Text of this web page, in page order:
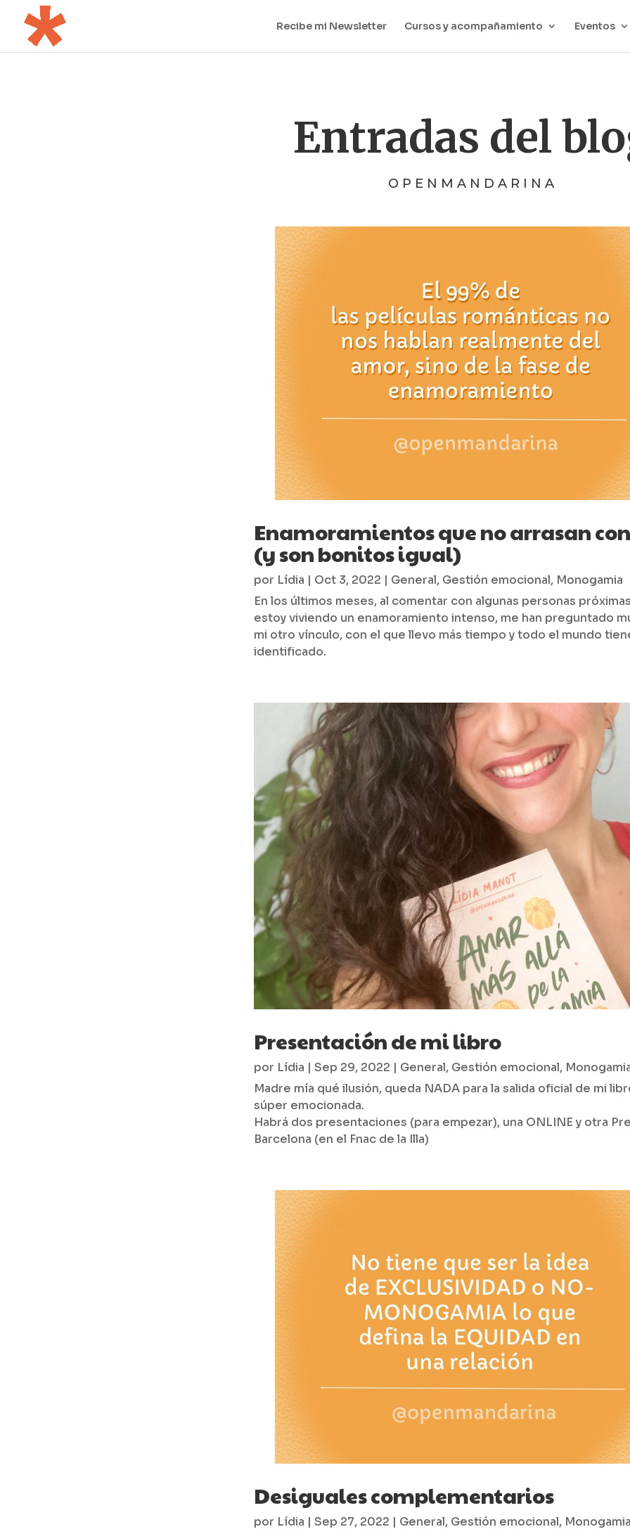
Recibe mi Newsletter Cursos y acompañamiento Eventos
Entradas del
OPENMANDARINA
Enamoramientos que no arrasan
(y son bonitos igual)
por Lídia | Oct 3, 2022 | General, Gestión emocional, Monogamia
En los últimos meses, al comentar con algunas personas
estoy viviendo un enamoramiento intenso, me han preguntado
mi otro vínculo, con el que llevo más tiempo y todo el mundo
identificado.
Presentación de mi libro
por Lídia |Sep 29, 2022 | General, Gestión emocional,
Madre mía qué ilusión, queda NADA para la salida oficial de mi
súper emocionada.
Habrá dos presentaciones (para empezar), una ONLINE y otra
Barcelona (en el Fnac de la Illa)
Desiguales complementarios
por Lídia |Sep 27, 2022 | General, Gestión emocional,